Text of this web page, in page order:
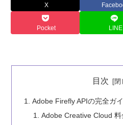
X
Pocket LINE
目次
Adobe Firefly APIの完全ガ
Adobe Creative Cloud 料